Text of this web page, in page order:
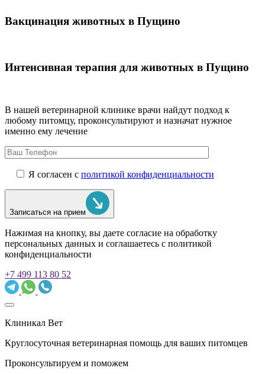
Вакцинация животных в Пущино
Интенсивная терапия для животных в Пущино
В нашей ветеринарной клинике врачи найдут подход к
любому питомцу, проконсультируют и назначат нужное
именно ему лечение
Я согласен с политикой конфиденциальности
Записаться на прием
Нажимая на кнопку, вы даете согласие на обработку
персональных данных и соглашаетесь c политикой
конфиденциальности
+7 499 113 80 52
Клиникал Вет
Круглосуточная ветеринарная помощь для ваших питомцев
Проконсультируем и поможем